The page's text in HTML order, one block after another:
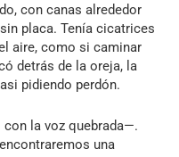
con canas alrededor
placa. Tenía cicatrices
aire, como si caminar
detrás de la oreja, la
pidiendo perdón.
la voz quebrada—.
una